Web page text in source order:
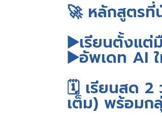
🚀 หลักสูตรที่
▶️เรียนตั้งแต่
▶️อัพเดท AI
🗓️ เรียนสด 2
เต็ม) พร้อมก